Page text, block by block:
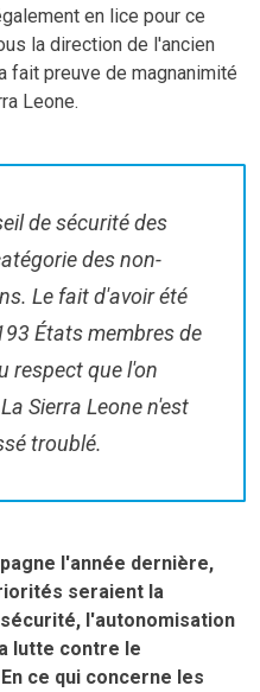
en lice pour ce
la direction de l'ancien
fait preuve de magnanimité
Leone.
de sécurité des
des non-
Le fait d'avoir été
États membres de
respect que l'on
Sierra Leone n'est
troublé.
l'année dernière,
seraient la
l'autonomisation
lutte contre le
ce qui concerne les